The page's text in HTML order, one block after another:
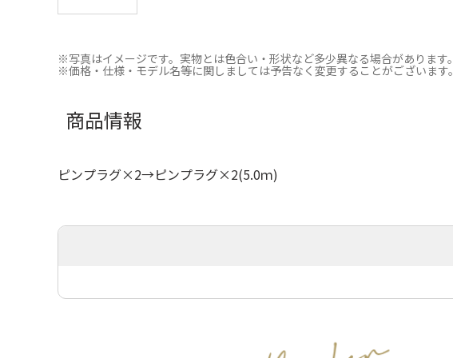
※写真はイメージです。実物とは色合い・形状など多少異なる場合があります。
※価格・仕様・モデル名等に関しましては予告なく変更することがございます。
商品情報
ピンプラグ×2→ピンプラグ×2(5.0ｍ)